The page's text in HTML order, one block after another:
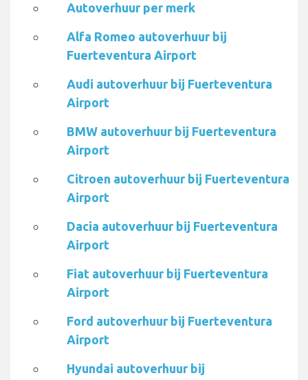
Autoverhuur per merk
Alfa Romeo autoverhuur bij
Fuerteventura Airport
Audi autoverhuur bij Fuerteventura
Airport
BMW autoverhuur bij Fuerteventura
Airport
Citroen autoverhuur bij Fuerteventura
Airport
Dacia autoverhuur bij Fuerteventura
Airport
Fiat autoverhuur bij Fuerteventura
Airport
Ford autoverhuur bij Fuerteventura
Airport
Hyundai autoverhuur bij